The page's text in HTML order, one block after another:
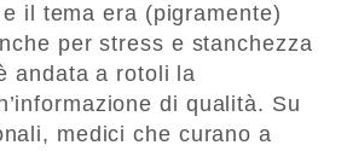
il tema era (pigramente)
per stress e stanchezza
andata a rotoli la
di qualità. Su
medici che curano a